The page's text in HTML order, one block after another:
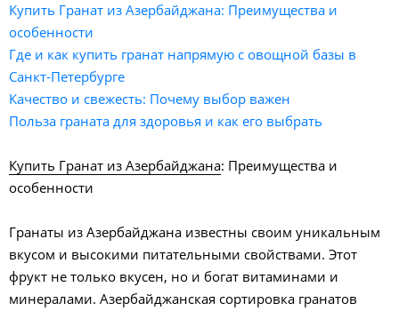
Купить Гранат из Азербайджана: Преимущества и
особенности
Где и как купить гранат напрямую с овощной базы в
Санкт-Петербурге
Качество и свежесть: Почему выбор важен
Польза граната для здоровья и как его выбрать
Купить Гранат из Азербайджана: Преимущества и
особенности
Гранаты из Азербайджана известны своим уникальным
вкусом и высокими питательными свойствами. Этот
фрукт не только вкусен, но и богат витаминами и
минералами. Азербайджанская сортировка гранатов